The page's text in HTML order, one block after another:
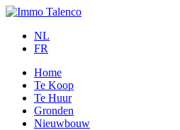
NL
FR
Home
Te Koop
Te Huur
Gronden
Nieuwbouw